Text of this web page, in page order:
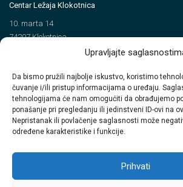
Upravljajte
Da bismo pružili najbolje iskustvo, koristimo
čuvanje i/ili pristup informacijama o uređaju.
tehnologijama će nam omogućiti da obrađujemo
ponašanje pri pregledanju ili jedinstveni ID-ovi na
Nepristanak ili povlačenje saglasnosti može
određene karakteristike i funkcije.
Prihvati
Centar Ležaja Klokotnica
10. marta 14
74207 Klokotnica
+387 35 720 560 (Tel)
+387 35 720 414 (Fax)
Email
info@clkinterpromet.com